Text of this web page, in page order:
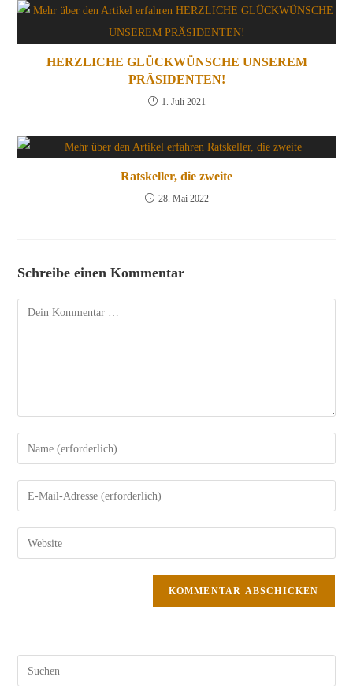
HERZLICHE GLÜCKWÜNSCHE UNSEREM
PRÄSIDENTEN!
1. Juli 2021
Ratskeller, die zweite
28. Mai 2022
Schreibe einen Kommentar